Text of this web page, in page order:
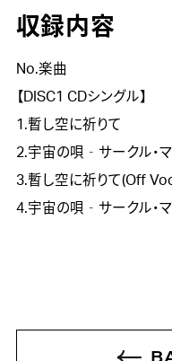
収録内容
No.楽曲
【DISC1 CDシングル】
1.暫し空に祈りて
2.宇宙の唄‐サークル・
3.暫し空に祈りて(Off
4.宇宙の唄‐サークル・